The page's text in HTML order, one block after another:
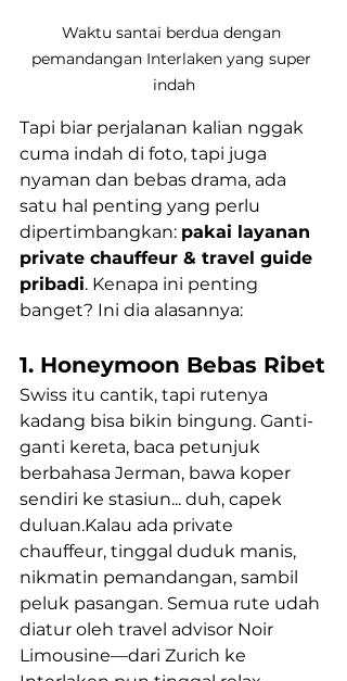
Waktu santai berdua dengan
pemandangan Interlaken yang super
indah
Tapi biar perjalanan kalian nggak
cuma indah di foto, tapi juga
nyaman dan bebas drama, ada
satu hal penting yang perlu
dipertimbangkan: pakai layanan
private chauffeur & travel guide
pribadi. Kenapa ini penting
banget? Ini dia alasannya:
1. Honeymoon Bebas Ribet
Swiss itu cantik, tapi rutenya
kadang bisa bikin bingung. Ganti-
ganti kereta, baca petunjuk
berbahasa Jerman, bawa koper
sendiri ke stasiun... duh, capek
duluan.Kalau ada private
chauffeur, tinggal duduk manis,
nikmatin pemandangan, sambil
peluk pasangan. Semua rute udah
diatur oleh travel advisor Noir
Limousine—dari Zurich ke